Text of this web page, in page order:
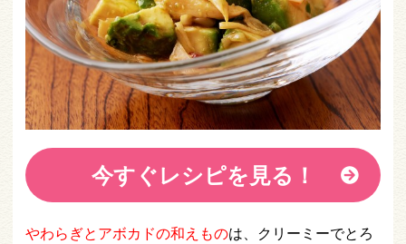
今すぐレシピを見る！
やわらぎとアボカドの和えものは、クリーミーでとろ